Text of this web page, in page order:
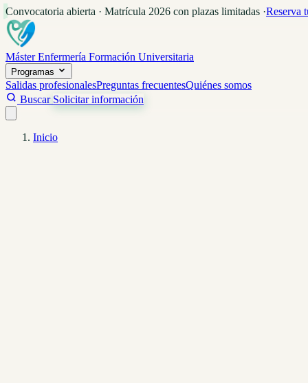
Convocatoria abierta · Matrícula 2026 con plazas limitadas ·Reserva
Máster Enfermería Formación Universitaria
Programas
Salidas profesionalesPreguntas frecuentesQuiénes somos
Buscar Solicitar información
Inicio